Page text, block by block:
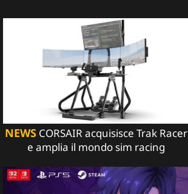
NEWS CORSAIR acquisisce Trak Racer
e amplia il mondo sim racing